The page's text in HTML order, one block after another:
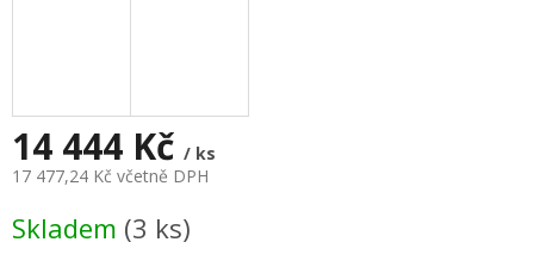
14 444 Kč / ks
17 477,24 Kč včetně DPH
cena:
Skladem (3 ks)